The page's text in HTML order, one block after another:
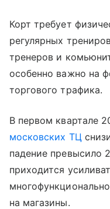
Корт требует
регулярных
тренеров и
особенно важно на
торгового трафика.
В первом квартале
московских ТЦ
падение превысило
приходится
на магазины.